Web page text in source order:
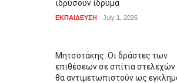
ιδρύσουν ίδρυμα
ΕΚΠΑΙΔΕΥΣΗ July 1, 2026
Μητσοτάκης: Οι δράστες των
επιθέσεων σε σπίτια
θα αντιμετωπιστούν ως